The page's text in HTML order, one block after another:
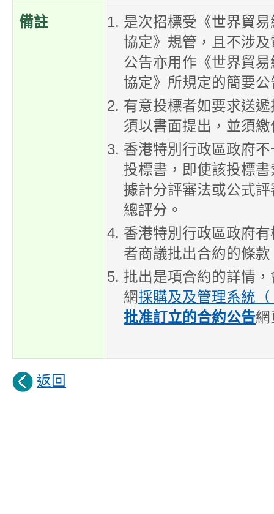
備註
是次招標受《世界貿
協定》規管，且不涉
公告亦用作《世界貿
協定》所規定的簡要公
有意投標者如要求送
須以書面提出，並須
香港特別行政區政府
投標書，即使該投標
據計分評審法或公式
總評分。
香港特別行政區政府
者商議批出合約的條款
批出是項合約的詳情
網採購及及管理系統
批准訂立的合約公告網
返回